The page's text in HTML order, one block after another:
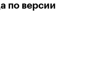
по версии